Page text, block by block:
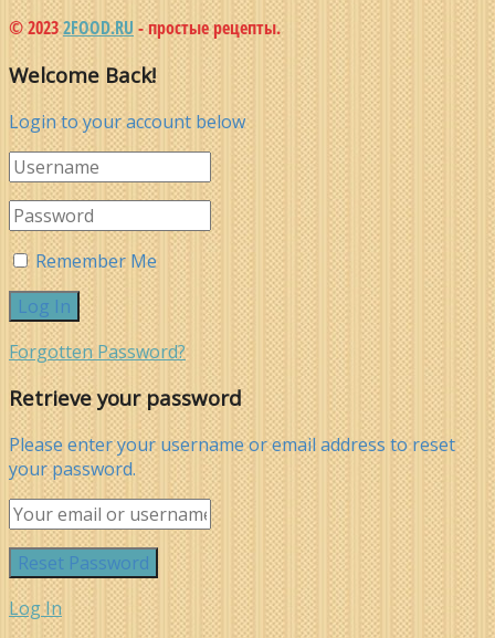
© 20232FOOD.RU - простые рецепты.
Welcome Back!
Login to your account below
Remember Me
Forgotten Password?
Retrieve your password
Please enter your username or email address to reset
your password.
Log In